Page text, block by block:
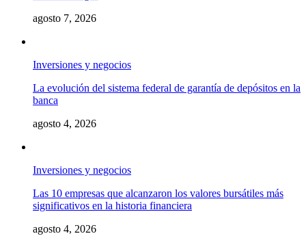
agosto 7, 2026
Inversiones y negocios
La evolución del sistema federal de garantía de depósitos en la
banca
agosto 4, 2026
Inversiones y negocios
Las 10 empresas que alcanzaron los valores bursátiles más
significativos en la historia financiera
agosto 4, 2026